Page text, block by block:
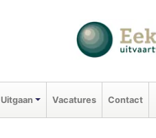
Uitgaan Vacatures Contact